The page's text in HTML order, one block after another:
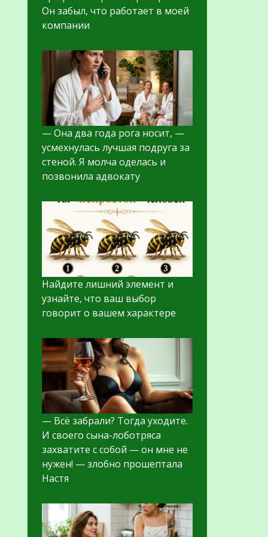
Он забыл, что работает в моей
компании
— Она два года рога носит, —
усмехнулась лучшая подруга за
стеной. Я молча оделась и
позвонила адвокату
Найдите лишний элемент и
узнайте, что ваш выбор
говорит о вашем характере
— Всё забрали? Тогда уходите.
И своего сына-лоботряса
захватите с собой — он мне не
нужен! — злобно прошептала
Настя